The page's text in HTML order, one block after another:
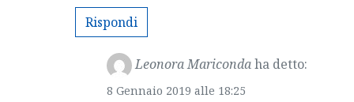
Rispondi
Leonora Maricondaha detto:
8 Gennaio 2019 alle 18:25